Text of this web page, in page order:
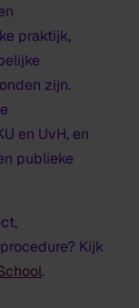
praktijk,
zijn.
en UvH, en
publieke
Kijk
.